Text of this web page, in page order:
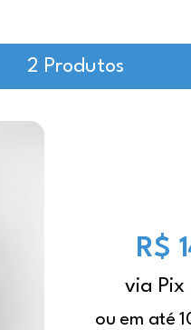
2 Produtos
R$
via Pix
ou em até